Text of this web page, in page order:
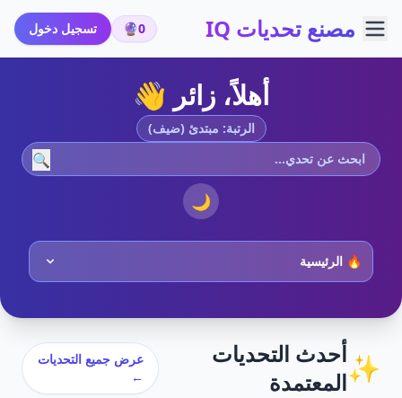
مصنع تحديات IQ 0
🔮 تسجيل دخول
أهلاً، زائر 👋
الرتبة: مبتدئ (ضيف)
🔍
🌙
✨أحدث التحديات
المعتمدة
عرض جميع التحديات
←